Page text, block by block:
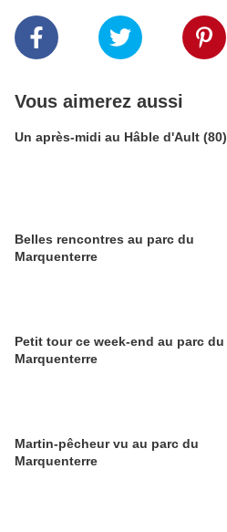
Vous aimerez aussi
Un après-midi au Hâble d'Ault (80)
Belles rencontres au parc du
Marquenterre
Petit tour ce week-end au parc du
Marquenterre
Martin-pêcheur vu au parc du
Marquenterre